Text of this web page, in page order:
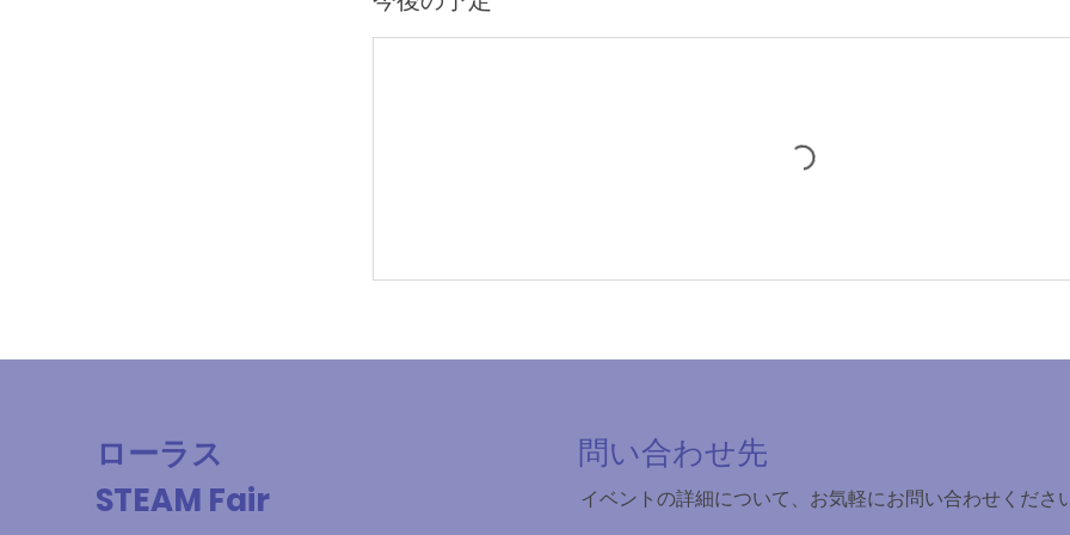
ローラス
STEAM Fair
​​問い合わせ先
イベントの詳細について、お気軽にお問い合わせくださ